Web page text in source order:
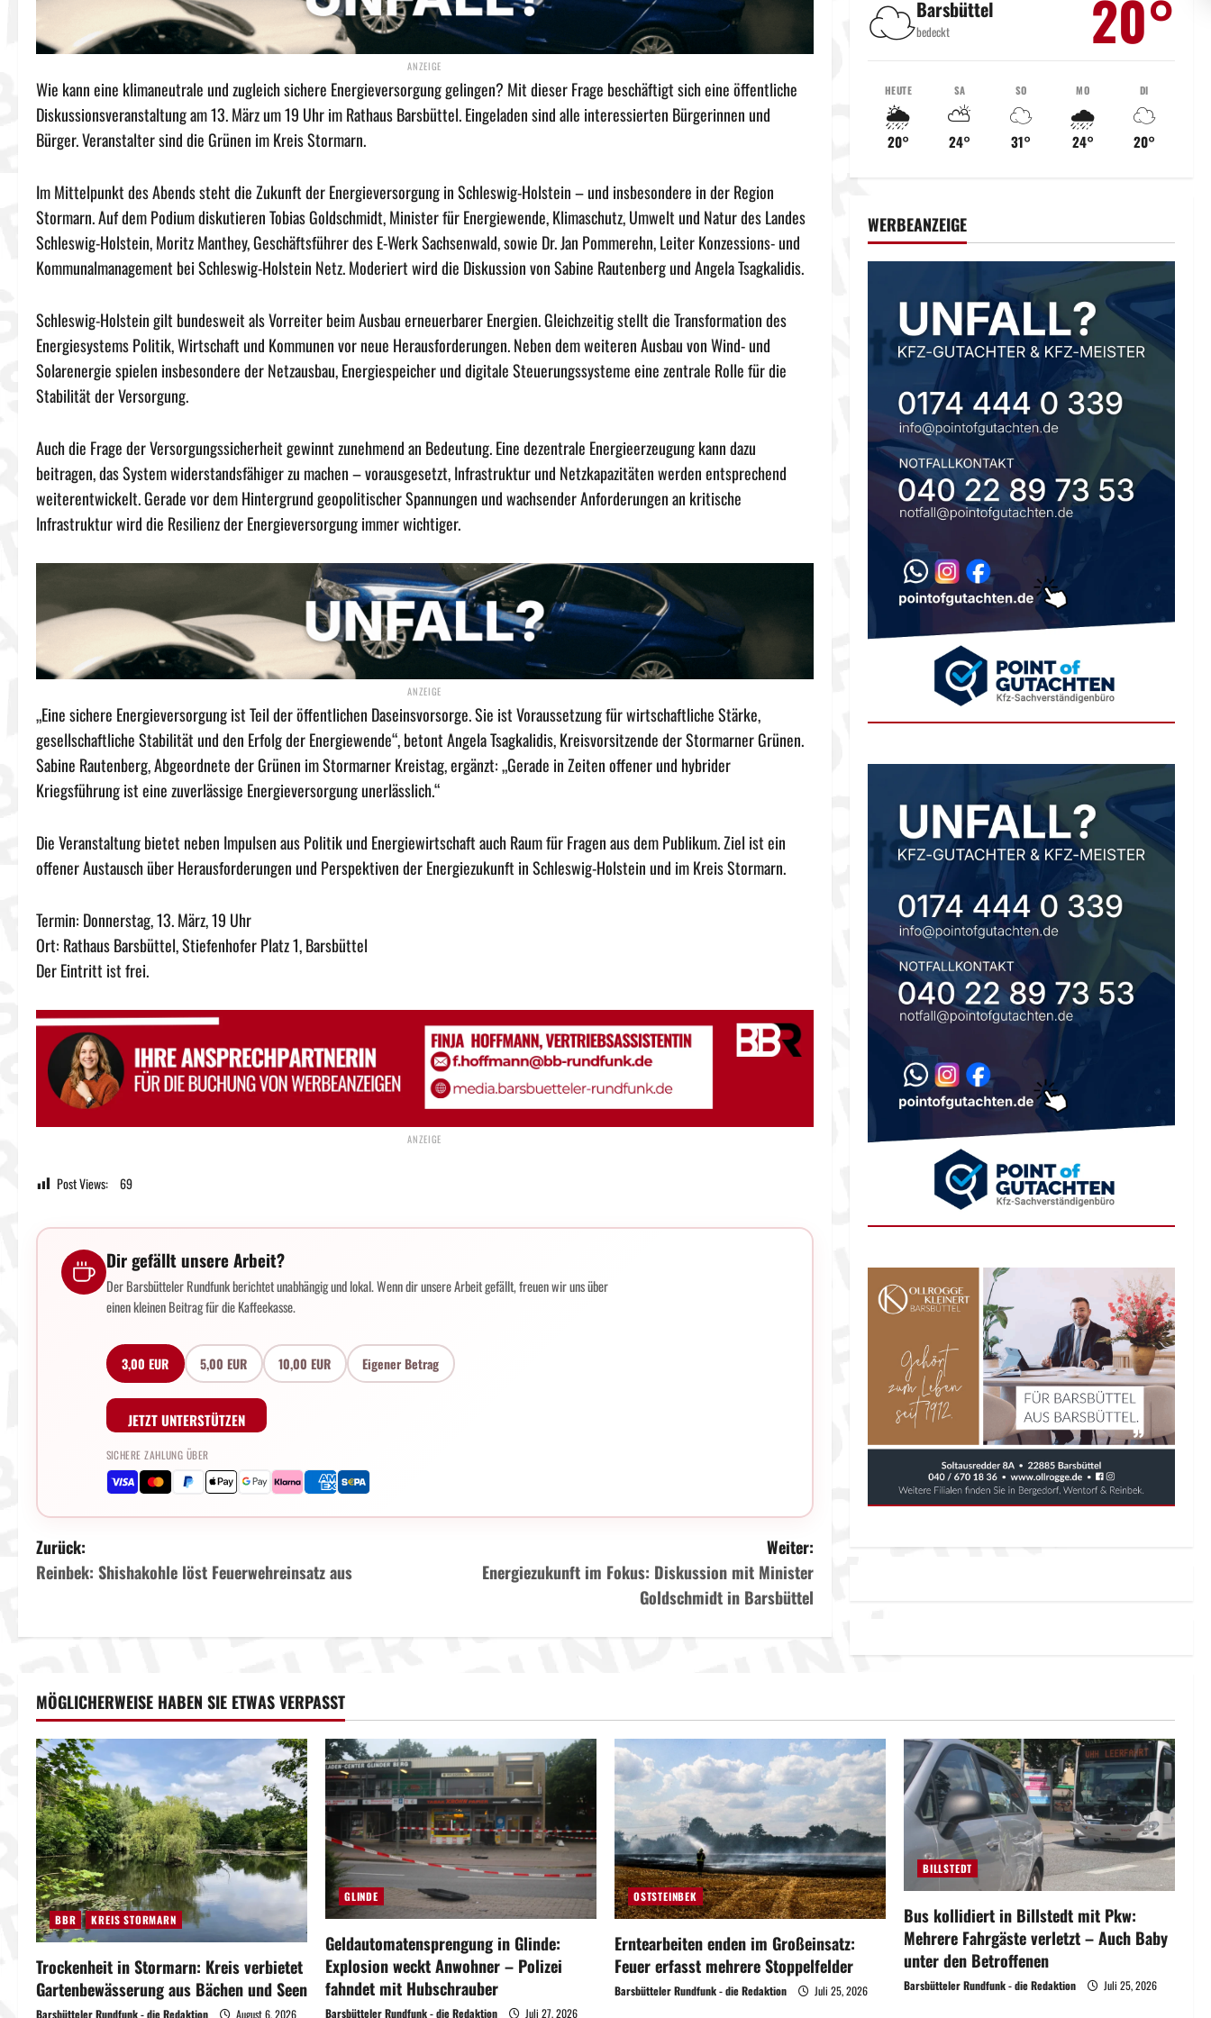
Wie kann eine klimaneutrale und zugleich sichere Energieversorgung gelingen? Mit dieser Frage beschäftigt sich eine öffentliche
Diskussionsveranstaltung am 13. März um 19 Uhr im Rathaus Barsbüttel. Eingeladen sind alle interessierten Bürgerinnen und
Bürger. Veranstalter sind die Grünen im Kreis Stormarn.
Im Mittelpunkt des Abends steht die Zukunft der Energieversorgung in Schleswig-Holstein – und insbesondere in der Region
Stormarn. Auf dem Podium diskutieren Tobias Goldschmidt, Minister für Energiewende, Klimaschutz, Umwelt und Natur des Landes
Schleswig-Holstein, Moritz Manthey, Geschäftsführer des E-Werk Sachsenwald, sowie Dr. Jan Pommerehn, Leiter Konzessions- und
Kommunalmanagement bei Schleswig-Holstein Netz. Moderiert wird die Diskussion von Sabine Rautenberg und Angela Tsagkalidis.
Schleswig-Holstein gilt bundesweit als Vorreiter beim Ausbau erneuerbarer Energien. Gleichzeitig stellt die Transformation des
Energiesystems Politik, Wirtschaft und Kommunen vor neue Herausforderungen. Neben dem weiteren Ausbau von Wind- und
Solarenergie spielen insbesondere der Netzausbau, Energiespeicher und digitale Steuerungssysteme eine zentrale Rolle für die
Stabilität der Versorgung.
Auch die Frage der Versorgungssicherheit gewinnt zunehmend an Bedeutung. Eine dezentrale Energieerzeugung kann dazu
beitragen, das System widerstandsfähiger zu machen – vorausgesetzt, Infrastruktur und Netzkapazitäten werden entsprechend
weiterentwickelt. Gerade vor dem Hintergrund geopolitischer Spannungen und wachsender Anforderungen an kritische
Infrastruktur wird die Resilienz der Energieversorgung immer wichtiger.
„Eine sichere Energieversorgung ist Teil der öffentlichen Daseinsvorsorge. Sie ist Voraussetzung für wirtschaftliche Stärke,
gesellschaftliche Stabilität und den Erfolg der Energiewende“, betont Angela Tsagkalidis, Kreisvorsitzende der Stormarner Grünen.
Sabine Rautenberg, Abgeordnete der Grünen im Stormarner Kreistag, ergänzt: „Gerade in Zeiten offener und hybrider
Kriegsführung ist eine zuverlässige Energieversorgung unerlässlich.“
Die Veranstaltung bietet neben Impulsen aus Politik und Energiewirtschaft auch Raum für Fragen aus dem Publikum. Ziel ist ein
offener Austausch über Herausforderungen und Perspektiven der Energiezukunft in Schleswig-Holstein und im Kreis Stormarn.
Termin: Donnerstag, 13. März, 19 Uhr
Ort: Rathaus Barsbüttel, Stiefenhofer Platz 1, Barsbüttel
Der Eintritt ist frei.
Post Views: 69
Dir gefällt unsere Arbeit?
Der Barsbütteler Rundfunk berichtet unabhängig und lokal. Wenn dir unsere Arbeit gefällt, freuen wir uns über
einen kleinen Beitrag für die Kaffeekasse.
3,00 EUR 5,00 EUR 10,00 EUR Eigener Betrag
JETZT UNTERSTÜTZEN
SICHERE ZAHLUNG ÜBER
B
e
r
a
g
s
n
a
v
i
g
Zurück:
Reinbek: Shishakohle löst Feuerwehreinsatz aus
Weiter:
Energiezukunft im Fokus: Diskussion mit Minister
Goldschmidt in Barsbüttel
☁️Barsbüttel
bedeckt 20°
HEUTE
🌦️
20°
SA
⛅
24°
SO
☁️
31°
MO
🌧️
24°
DI
☁️
20°
WERBEANZEIGE
MÖGLICHERWEISE HABEN SIE ETWAS VERPASST
BBR KREIS STORMARN
Trockenheit in Stormarn: Kreis verbietet
Gartenbewässerung aus Bächen und Seen
Barsbütteler Rundfunk - die Redaktion August 6, 2026
GLINDE
Geldautomatensprengung in Glinde:
Explosion weckt Anwohner – Polizei
fahndet mit Hubschrauber
Barsbütteler Rundfunk - die Redaktion Juli 27, 2026
OSTSTEINBEK
Erntearbeiten enden im Großeinsatz:
Feuer erfasst mehrere Stoppelfelder
Barsbütteler Rundfunk - die Redaktion Juli 25, 2026
BILLSTEDT
Bus kollidiert in Billstedt mit Pkw:
Mehrere Fahrgäste verletzt – Auch Baby
unter den Betroffenen
Barsbütteler Rundfunk - die Redaktion Juli 25, 2026